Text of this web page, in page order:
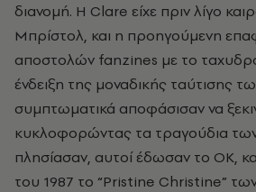
διανομή. Η Clare είχε πριν λίγο
Μπρίστολ, και η προηγούμενη
αποστολών fanzines με το
ένδειξη της μοναδικής ταύτισης
συμπτωματικά αποφάσισαν να
κυκλοφορώντας τα τραγούδια
πλησίασαν, αυτοί έδωσαν το ΟΚ,
του 1987 το “Pristine Christine”